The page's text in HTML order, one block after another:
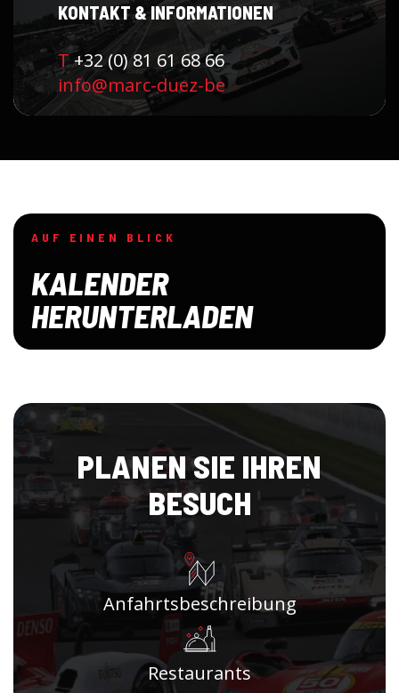
KONTAKT & INFORMATIONEN
T+32 (0) 81 61 68 66
info@marc-duez-be
AUF EINEN BLICK
KALENDER
HERUNTERLADEN
PLANEN SIE IHREN
BESUCH
Anfahrtsbeschreibung
Restaurants